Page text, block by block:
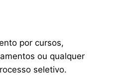
por cursos,
ou qualquer
seletivo.